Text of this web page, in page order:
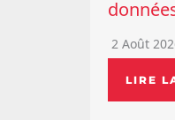
2 Août
LIRE